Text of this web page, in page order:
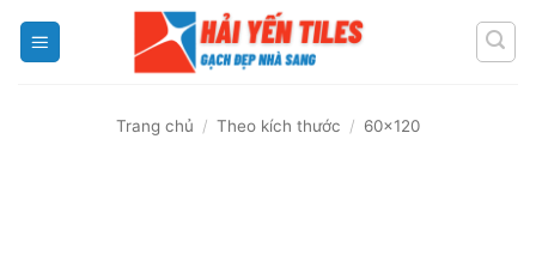
Trang chủ / Theo kích thước / 60x120